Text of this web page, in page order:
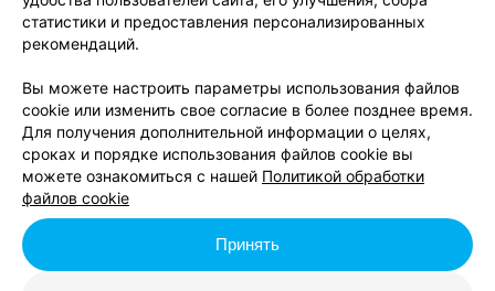
Согласен опубликовать отзыв. Подробнее об
прав
Добавить отзыв
Нажимая кнопку «Добавить отзыв», вы принимаете
Пользовательского соглашения
статистики и предоставления персонализированных
рекомендаций.
Вы можете настроить параметры использования файлов
cookie или изменить свое согласие в более позднее время.
Для получения дополнительной информации о целях,
сроках и порядке использования файлов cookie вы
можете ознакомиться с нашей Политикой обработки
файлов cookie
Принять